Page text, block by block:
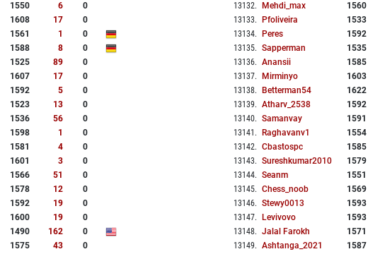
1550 6
0
1608 17
0
1561 1
0
1588 8
0
1525 89
0
1607 17
0
1592 5
0
1523 13
0
1536 56
0
1598 1
0
1581 4
0
1601 3
0
1566 51
0
1578 12
0
1592 19
0
1600 19
0
1490 162
0
1575 43
0
13132. Mehdi_max 1560
13133. Pfoliveira 1533
13134. Peres 1592
13135. Sapperman 1535
13136. Anansii 1585
13137. Mirminyo 1603
13138. Betterman54 1622
13139. Atharv_2538 1592
13140. Samanvay 1591
13141 . Raghavanv1 1554
13142. Cbastospc 1585
13143. Sureshkumar2010 1579
13144. Seanm 1551
13145. Chess_noob 1569
13146. Stewy0013 1593
13147. Levivovo 1593
13148. Jalal Farokh 1571
13149. Ashtanga_2021 1587